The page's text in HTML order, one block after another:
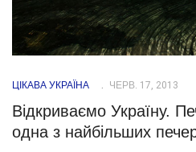
ЦІКАВА УКРАЇНА ЧЕРВ. 17, 2013
Відкриваємо Україну.
одна з найбільших